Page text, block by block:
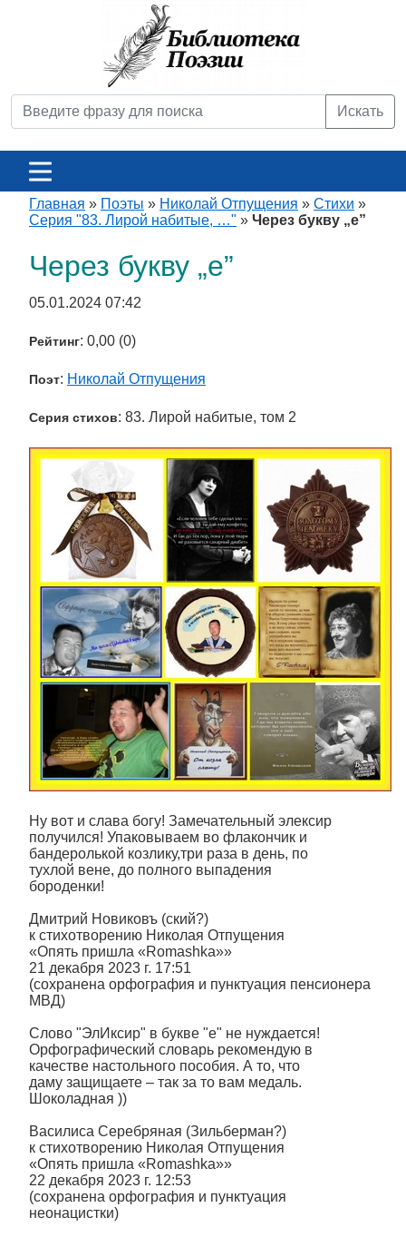
Искать
Главная » Поэты » Николай Отпущения » Стихи »
Серия "83. Лирой набитые, …" » Через букву „е”
Через букву „е”
05.01.2024 07:42
Рейтинг: 0,00 (0)
Поэт: Николай Отпущения
Серия стихов: 83. Лирой набитые, том 2
Ну вот и слава богу! Замечательный элексир
получился! Упаковываем во флакончик и
бандеролькой козлику,три раза в день, по
тухлой вене, до полного выпадения
бороденки!
Дмитрий Новиковъ (ский?)
к стихотворению Николая Отпущения
«Опять пришла «Romashka»»
21 декабря 2023 г. 17:51
(сохранена орфография и пунктуация пенсионера
МВД)
Слово "ЭлИксир" в букве "е" не нуждается!
Орфографический словарь рекомендую в
качестве настольного пособия. А то, что
даму защищаете – так за то вам медаль.
Шоколадная ))
Василиса Серебряная (Зильберман?)
к стихотворению Николая Отпущения
«Опять пришла «Romashka»»
22 декабря 2023 г. 12:53
(сохранена орфография и пунктуация
неонацистки)